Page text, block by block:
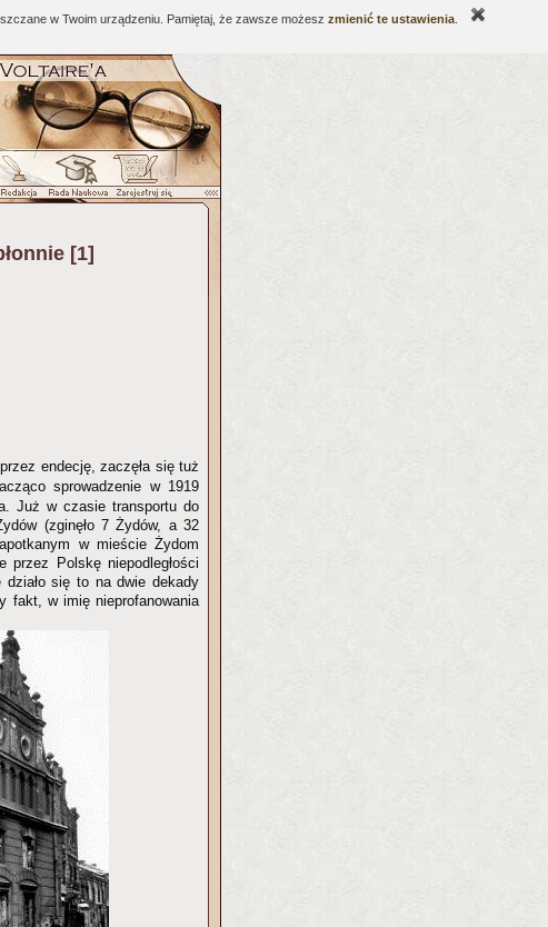
w Twoim urządzeniu. Pamiętaj, że zawsze możesz zmienić te ustawienia
[1]
endecję, zaczęła się tuż
sprowadzenie w 1919
Już w czasie transportu do
(zginęło 7 Żydów, a 32
w mieście Żydom
Polskę niepodległości
się to na dwie dekady
fakt, w imię nieprofanowania